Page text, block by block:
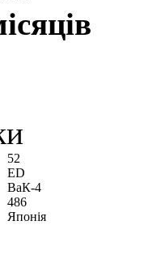
52
ED
ВаК-4
486
Японія